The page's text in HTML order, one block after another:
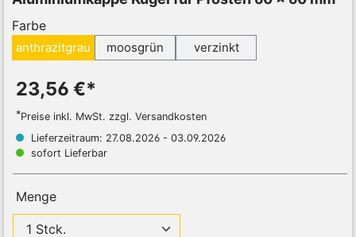
Farbe
anthrazitgrau moosgrün verzinkt
23,56 €*
*Preise inkl. MwSt. zzgl. Versandkosten
Lieferzeitraum: 27.08.2026 - 03.09.2026
sofort Lieferbar
Menge